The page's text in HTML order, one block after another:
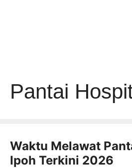
Pantai
Waktu Melawat
Ipoh Terkini 2026